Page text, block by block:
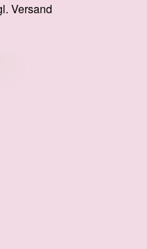
Versand